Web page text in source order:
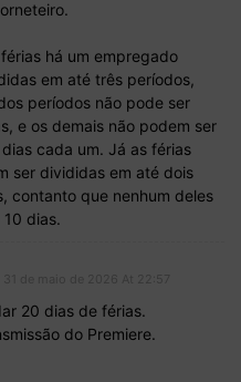
há um empregado
em até três períodos,
períodos não pode ser
e os demais não podem ser
cada um. Já as férias
ser divididas em até dois
contanto que nenhum deles
10 dias.
20 dias de férias.
do Premiere.